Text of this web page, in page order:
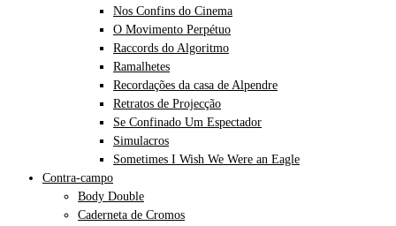
Nos Confins do Cinema
O Movimento Perpétuo
Raccords do Algoritmo
Ramalhetes
Recordações da casa de Alpendre
Retratos de Projecção
Se Confinado Um Espectador
Simulacros
Sometimes I Wish We Were an Eagle
Contra-campo
Body Double
Caderneta de Cromos